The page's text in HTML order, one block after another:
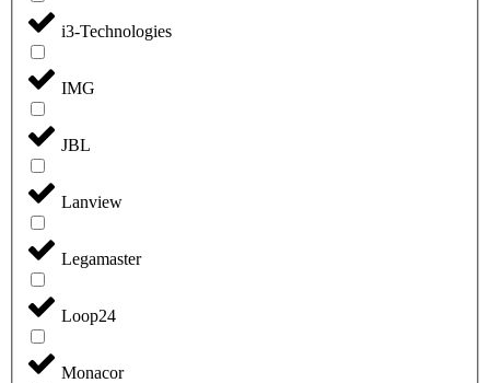
i3-Technologies
IMG
JBL
Lanview
Legamaster
Loop24
Monacor